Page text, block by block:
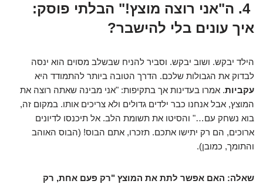
4. ה"אני רוצה מוצץ!" הבלתי פוסק:
איך עונים בלי להישבר?
הילד יבקש. ושוב יבקש. וסביר להניח שבשלב מסוים הוא ינסה
לבדוק את הגבולות שלכם. הדרך הטובה ביותר להתמודד היא
עקביות. אמרו בעדינות אך בתקיפות: "אני מבינה שאתה רוצה את
המוצץ, אבל אנחנו כבר ילדים גדולים ולא צריכים אותו. במקום זה,
בוא נשחק עם…" והסיטו את תשומת הלב. אל תיכנסו לדיונים
ארוכים, הם רק יתישו אתכם. תזכרו, אתם הבוס! (הבוס האוהב
והתומך, כמובן).
שאלה: האם אפשר לתת את המוצץ "רק פעם אחת, רק